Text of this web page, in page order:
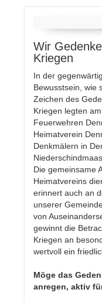
Wir
Kriegen
In der
Bewusstsein, wie
Zeichen des
Kriegen legten
Feuerwehren
Heimatverein
Denkmälern in
Die gemeinsame
Heimatvereins
erinnert auch an
unserer
von
gewinnt die
Kriegen an
wertvoll ein
Möge das
anregen, aktiv